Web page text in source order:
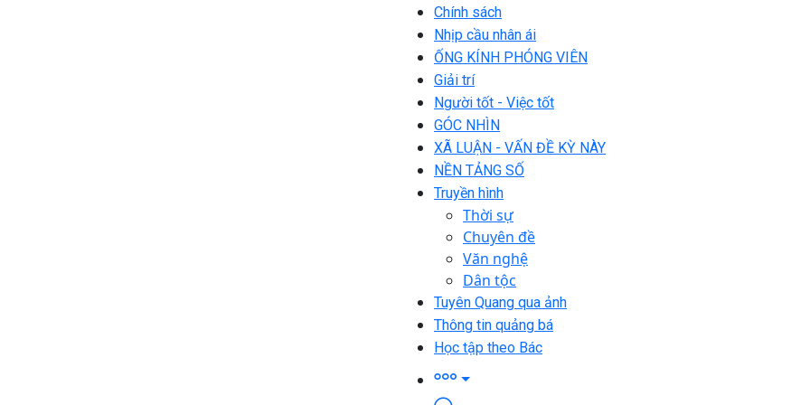
Chính sách
Nhịp cầu nhân ái
ỐNG KÍNH PHÓNG VIÊN
Giải trí
Người tốt - Việc tốt
GÓC NHÌN
XÃ LUẬN - VẤN ĐỀ KỲ NÀY
NỀN TẢNG SỐ
Truyền hình
Thời sự
Chuyên đề
Văn nghệ
Dân tộc
Tuyên Quang qua ảnh
Thông tin quảng bá
Học tập theo Bác